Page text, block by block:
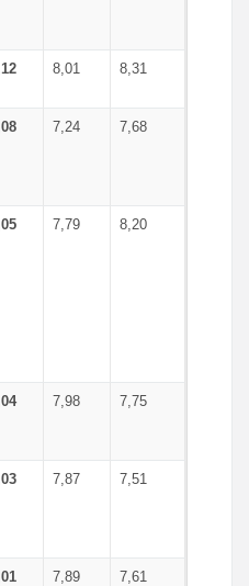
8,01 8,31
7,24 7,68
7,79 8,20
7,98 7,75
7,87 7,51
7,89 7,61